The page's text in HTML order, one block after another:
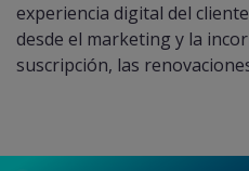
experiencia digital del
desde el marketing y la
suscripción, las